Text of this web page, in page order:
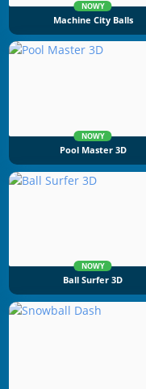
NOWY
Machine City Balls
NOWY
Pool Master 3D
NOWY
Ball Surfer 3D